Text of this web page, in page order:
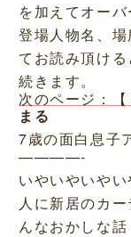
を加えてオーバ
登場人物名、
てお読み頂ける
続きます。
次のページ：【
まる
7歳の面白息子
————-
いやいやいや
人に新居のカ
んなおかしな